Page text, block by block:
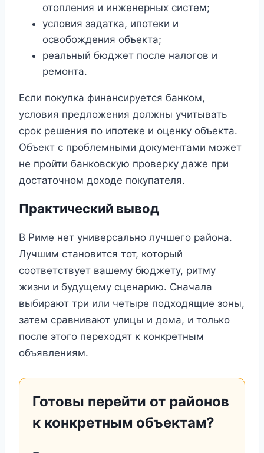
отопления и инженерных систем;
условия задатка, ипотеки и
освобождения объекта;
реальный бюджет после налогов и
ремонта.
Если покупка финансируется банком,
условия предложения должны учитывать
срок решения по ипотеке и оценку объекта.
Объект с проблемными документами может
не пройти банковскую проверку даже при
достаточном доходе покупателя.
Практический вывод
В Риме нет универсально лучшего района.
Лучшим становится тот, который
соответствует вашему бюджету, ритму
жизни и будущему сценарию. Сначала
выбирают три или четыре подходящие зоны,
затем сравнивают улицы и дома, и только
после этого переходят к конкретным
объявлениям.
Готовы перейти от районов
к конкретным объектам?